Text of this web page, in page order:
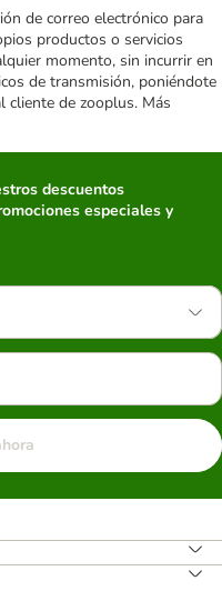
de correo electrónico para
productos o servicios
momento, sin incurrir en
de transmisión, poniéndote
cliente de zooplus. Más
descuentos
especiales y